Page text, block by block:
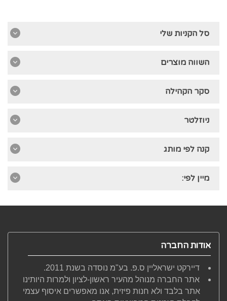
סל הקניות שלי
השווה מוצרים
סקר הקהילה
ניוזלטר
קנה לפי מותג
מיין לפי:
אודות החברה
דיירקט ישראליין ס.פ. בע"מ נוסדה בשנת 2011.
אתר החברה מנוהל מהעיר ראשון-לציון ולמרות היותינו
אתר בלבד ולא חנות פיזית, אנו מאפשרים איסוף עצמי